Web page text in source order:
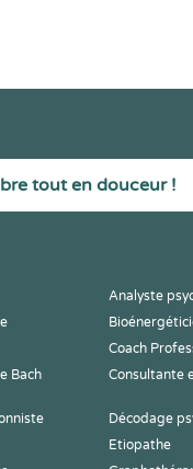
tout en douceur !
Analyste
Coach
Bach Consultante
Décodage
Etiopathe